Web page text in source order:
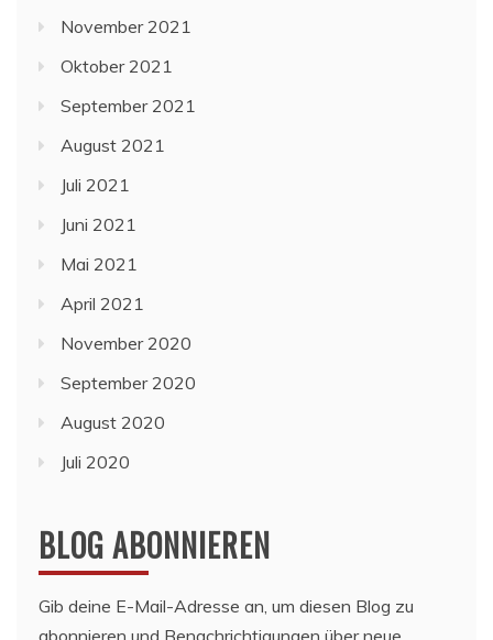
November 2021
Oktober 2021
September 2021
August 2021
Juli 2021
Juni 2021
Mai 2021
April 2021
November 2020
September 2020
August 2020
Juli 2020
BLOG ABONNIEREN
Gib deine E-Mail-Adresse an, um diesen Blog zu